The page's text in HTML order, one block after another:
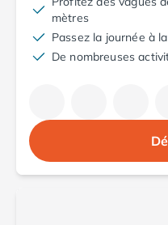
Camping Aude
Camping Narbonne-
Camping Grau-du-Roi
Camping Nîmes
Camping Hérault
mètres
Passez la journée à
De nombreuses